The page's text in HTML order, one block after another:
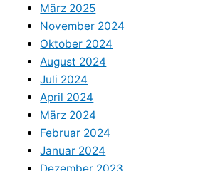
März 2025
November 2024
Oktober 2024
August 2024
Juli 2024
April 2024
März 2024
Februar 2024
Januar 2024